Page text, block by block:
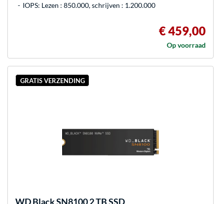
IOPS: Lezen : 850.000, schrijven : 1.200.000
€ 459,00
Op voorraad
GRATIS VERZENDING
WDBlack SN8100 2 TB SSD